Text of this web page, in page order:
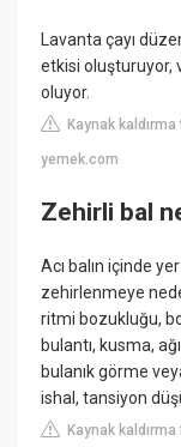
Lavanta çayı
etkisi oluşturuyor,
oluyor.
Kaynak
yemek.com
Zehirli bal
Acı balın içinde
zehirlenmeye
ritmi bozukluğu,
bulantı, kusma,
bulanık görme
ishal, tansiyon
Kaynak